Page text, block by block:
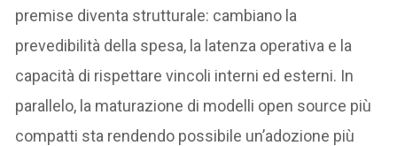
premise diventa strutturale: cambiano la
prevedibilità della spesa, la latenza operativa e la
capacità di rispettare vincoli interni ed esterni. In
parallelo, la maturazione di modelli open source più
compatti sta rendendo possibile un’adozione più